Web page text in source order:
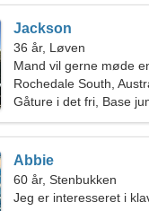
Jackson
36 år, Løven
Mand vil gerne møde
Rochedale South,
Gåture i det fri, Base
Abbie
60 år, Stenbukken
Jeg er interesseret i